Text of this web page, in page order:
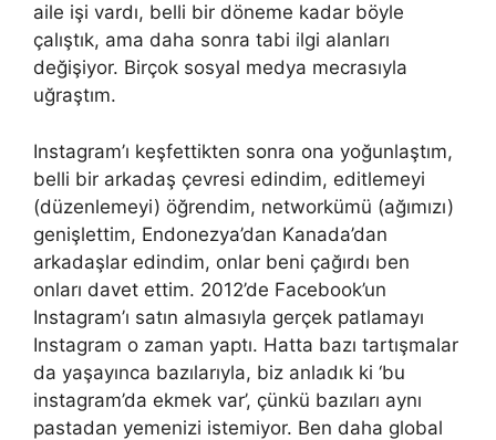
aile işi vardı, belli bir döneme kadar böyle
çalıştık, ama daha sonra tabi ilgi alanları
değişiyor. Birçok sosyal medya mecrasıyla
uğraştım.
Instagram’ı keşfettikten sonra ona yoğunlaştım,
belli bir arkadaş çevresi edindim, editlemeyi
(düzenlemeyi) öğrendim, networkümü (ağımızı)
genişlettim, Endonezya’dan Kanada’dan
arkadaşlar edindim, onlar beni çağırdı ben
onları davet ettim. 2012’de Facebook’un
Instagram’ı satın almasıyla gerçek patlamayı
Instagram o zaman yaptı. Hatta bazı tartışmalar
da yaşayınca bazılarıyla, biz anladık ki ‘bu
instagram’da ekmek var’, çünkü bazıları aynı
pastadan yemenizi istemiyor. Ben daha global